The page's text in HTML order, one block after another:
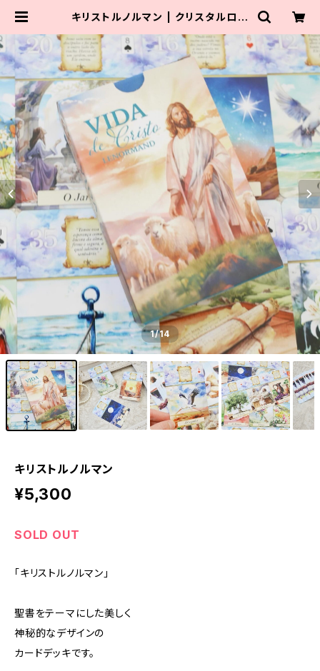
キリストルノルマン | クリスタルロー
1/14
キリストルノルマン
¥5,300
SOLD OUT
「キリストルノルマン」
聖書をテーマにした美しく
神秘的なデザインの
カードデッキです。